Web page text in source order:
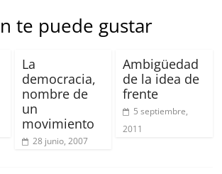
te puede gustar
La
democracia,
nombre de
un
movimiento
28 junio, 2007
Ambigüedad
de la idea de
frente
5 septiembre,
2011